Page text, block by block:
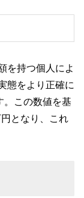
を持つ個人によ
態をより正確に
。この数値を基
となり、これ